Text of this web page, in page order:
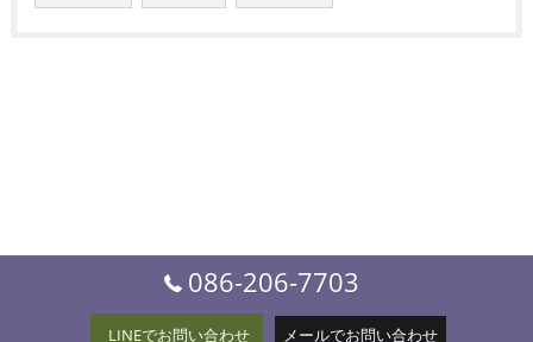
086-206-7703
LINEでお問い合わせ メールでお問い合わせ